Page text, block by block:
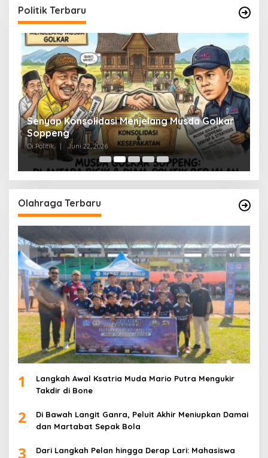
Politik Terbaru
Senyap Konsolidasi Menjelang Musda Golkar
Soppeng
Di Politik | Juni 22, 2026
Olahraga Terbaru
1
Langkah Awal Ksatria Muda Mario Putra Mengukir
Takdir di Bone
2
Di Bawah Langit Ganra, Peluit Akhir Meniupkan Damai
dan Martabat Sepak Bola
3
Dari Langkah Pelan hingga Derap Lari: Mahasiswa